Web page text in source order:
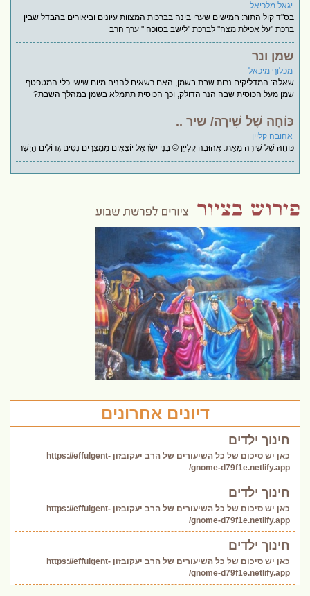
יגאל מלכיאל
בס"ד קול התור: חמישים שערי בינה בברכות המצוות עיונים וביאורים בהבדל שבין
ברכת "על אכילת מצה" לברכת "לישב בסוכה " ערך הרב
שמן ונר
מכלוף מיכאל
שאלה: המדליקים נרות שבת בשמן, האם רשאים להניח מיום שישי כלי המטפטף
שמן מעל הכוסית שבה הנר הדולק, וכך הכוסית תתמלא בשמן במהלך השבת?
כּוֹחָהּ שֶׁל שִׁירָה/ שיר ..
אהובה קליין
כּוֹחָהּ שֶׁל שִׁירָה מֵאֵת: אֲהוּבָה קְלַייְן © בְּנֵי יִשְׂרָאֵל יוֹצְאִים מִמִּצְרַיִם נִסִּים גְּדוֹלִים הַיְשַׁר
דיונים אחרונים
חינוך ילדים
כאן יש סיכום של כל השיעורים של הרב יעקובזון https://effulgent-
gnome-d79f1e.netlify.app/
חינוך ילדים
כאן יש סיכום של כל השיעורים של הרב יעקובזון https://effulgent-
gnome-d79f1e.netlify.app/
חינוך ילדים
כאן יש סיכום של כל השיעורים של הרב יעקובזון https://effulgent-
gnome-d79f1e.netlify.app/